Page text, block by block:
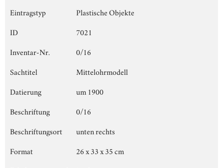
Eintragstyp
Plastische Objekte
ID
7021
Inventar-Nr.
0/16
Sachtitel
Mittelohrmodell
Datierung
um 1900
Beschriftung
0/16
Beschriftungsort
unten rechts
Format
26 x 33 x 35 cm